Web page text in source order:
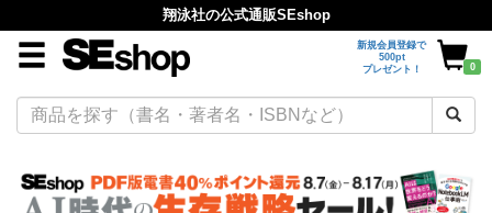
翔泳社の公式通販SEshop
新規会員登録で
500pt
プレゼント！
0